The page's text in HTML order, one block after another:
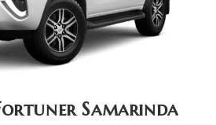
Samarinda